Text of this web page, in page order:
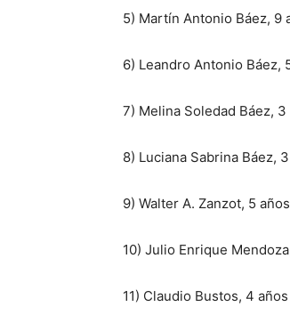
5) Martín Antonio Báez, 9
6) Leandro Antonio Báez,
7) Melina Soledad Báez, 3
8) Luciana Sabrina Báez,
9) Walter A. Zanzot, 5 años
10) Julio Enrique
11) Claudio Bustos, 4